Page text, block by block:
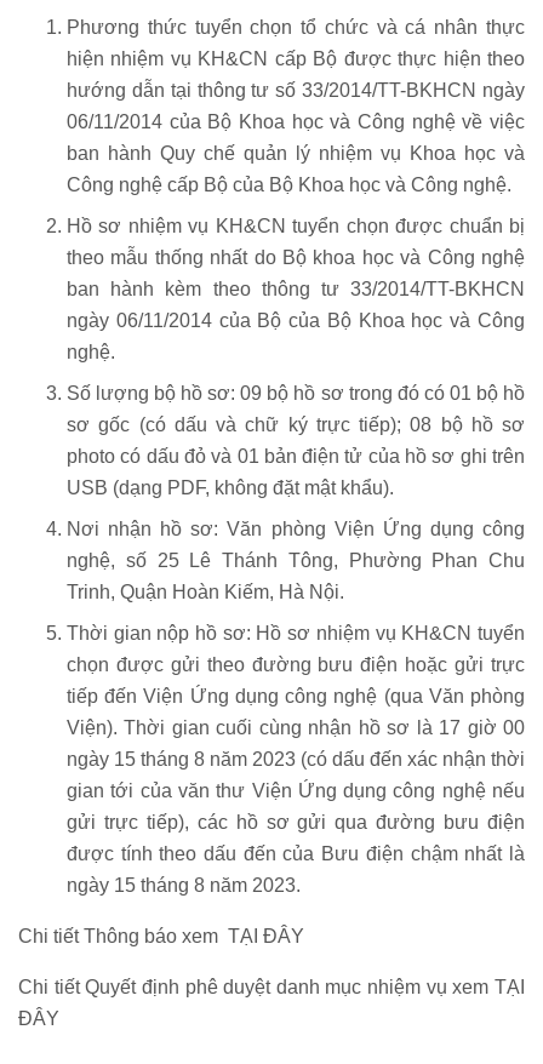
Phương thức tuyển chọn tổ chức và cá nhân thực
hiện nhiệm vụ KH&CN cấp Bộ được thực hiện theo
hướng dẫn tại thông tư số 33/2014/TT-BKHCN ngày
06/11/2014 của Bộ Khoa học và Công nghệ về việc
ban hành Quy chế quản lý nhiệm vụ Khoa học và
Công nghệ cấp Bộ của Bộ Khoa học và Công nghệ.
Hồ sơ nhiệm vụ KH&CN tuyển chọn được chuẩn bị
theo mẫu thống nhất do Bộ khoa học và Công nghệ
ban hành kèm theo thông tư 33/2014/TT-BKHCN
ngày 06/11/2014 của Bộ của Bộ Khoa học và Công
nghệ.
Số lượng bộ hồ sơ: 09 bộ hồ sơ trong đó có 01 bộ hồ
sơ gốc (có dấu và chữ ký trực tiếp); 08 bộ hồ sơ
photo có dấu đỏ và 01 bản điện tử của hồ sơ ghi trên
USB (dạng PDF, không đặt mật khẩu).
Nơi nhận hồ sơ: Văn phòng Viện Ứng dụng công
nghệ, số 25 Lê Thánh Tông, Phường Phan Chu
Trinh, Quận Hoàn Kiếm, Hà Nội.
Thời gian nộp hồ sơ: Hồ sơ nhiệm vụ KH&CN tuyển
chọn được gửi theo đường bưu điện hoặc gửi trực
tiếp đến Viện Ứng dụng công nghệ (qua Văn phòng
Viện). Thời gian cuối cùng nhận hồ sơ là 17 giờ 00
ngày 15 tháng 8 năm 2023 (có dấu đến xác nhận thời
gian tới của văn thư Viện Ứng dụng công nghệ nếu
gửi trực tiếp), các hồ sơ gửi qua đường bưu điện
được tính theo dấu đến của Bưu điện chậm nhất là
ngày 15 tháng 8 năm 2023.
Chi tiết Thông báo xem TẠI ĐÂY
Chi tiết Quyết định phê duyệt danh mục nhiệm vụ xem TẠI
ĐÂY